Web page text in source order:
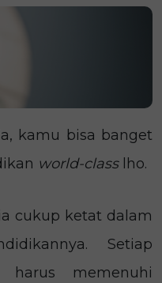
kamu bisa banget
world-classlho.
cukup ketat dalam
Setiap
memenuhi